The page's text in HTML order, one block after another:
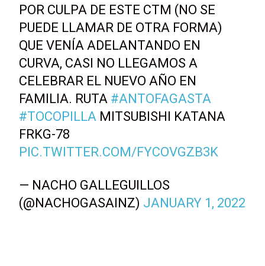
POR CULPA DE ESTE CTM (NO SE
PUEDE LLAMAR DE OTRA FORMA)
QUE VENÍA ADELANTANDO EN
CURVA, CASI NO LLEGAMOS A
CELEBRAR EL NUEVO AÑO EN
FAMILIA. RUTA #ANTOFAGASTA
#TOCOPILLA MITSUBISHI KATANA
FRKG-78
PIC.TWITTER.COM/FYCOVGZB3K
— NACHO GALLEGUILLOS
(@NACHOGASAINZ) JANUARY 1, 2022